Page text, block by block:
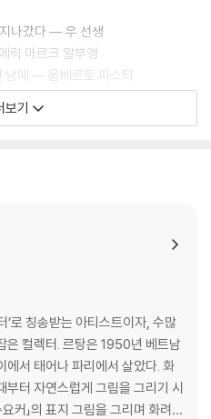
나갔다 ― 우 선생
릭 마르크 알부앵
남매 ― 움베르토 파스티
드로 뒤트벨트
스러운 사람 이야기 ― 엘리엇 호지
무레
다 ― 알랭 W.
르 R.
다 ― 롤랑드루이즈 드프티피에르
들
L.
보기
’로 칭송받는 아티스트이자, 수많
은 컬렉터. 르탕은 1950년 베트남
에서 태어나 파리에서 살았다. 화
터 자연스럽게 그림을 그리기 시
커」의 표지 그림을 그리며 화려하